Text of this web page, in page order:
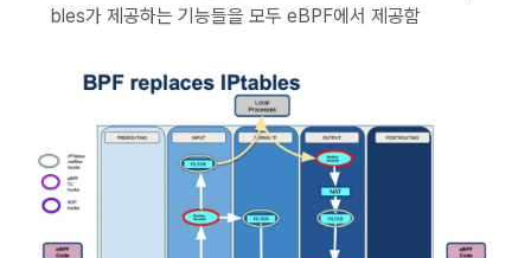
bles가 제공하는 기능들을 모두 eBPF에서 제공함